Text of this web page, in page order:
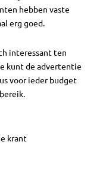
hebben vaste
erg goed.
interessant ten
kunt de advertentie
voor ieder budget